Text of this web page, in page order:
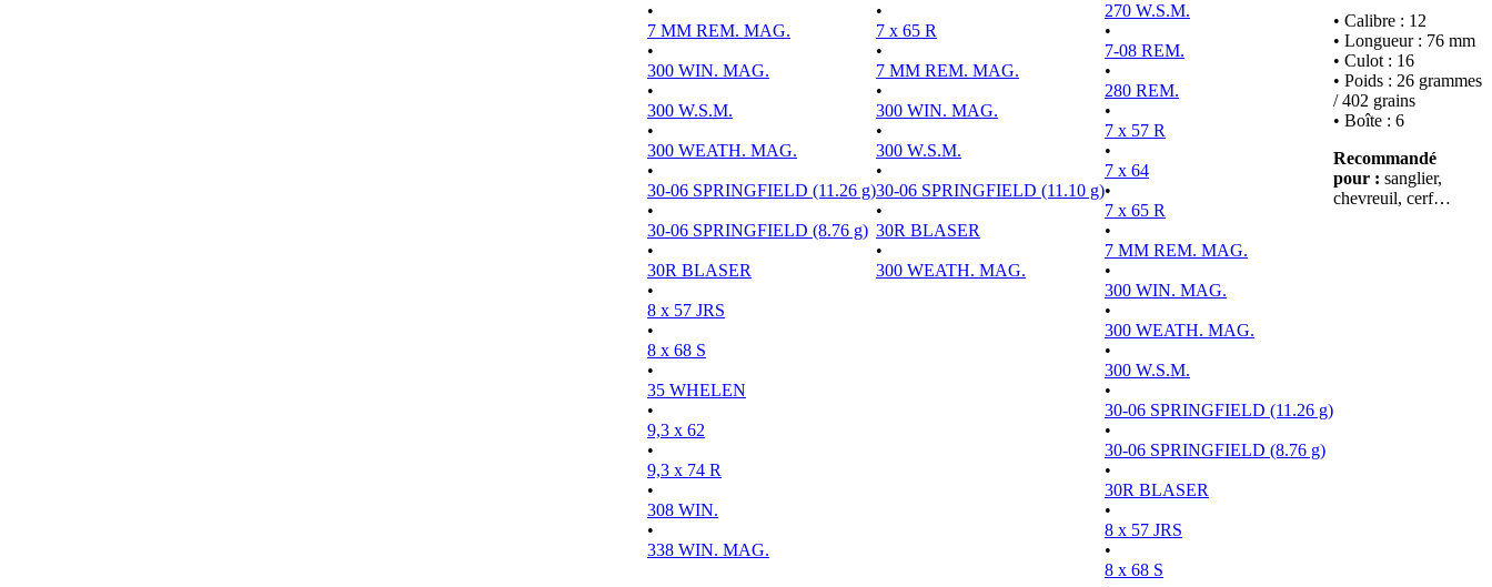
•
7 MM REM. MAG.
•
300 WIN. MAG.
•
300 W.S.M.
•
300 WEATH. MAG.
•
30-06 SPRINGFIELD (11.26 g)
•
30-06 SPRINGFIELD (8.76 g)
•
30R BLASER
•
8 x 57 JRS
•
8 x 68 S
•
35 WHELEN
•
9,3 x 62
•
9,3 x 74 R
•
308 WIN.
•
338 WIN. MAG.
•
7 x 65 R
•
7 MM REM. MAG.
•
300 WIN. MAG.
•
300 W.S.M.
•
30-06 SPRINGFIELD (11.10 g)
•
30R BLASER
•
300 WEATH. MAG.
270 W.S.M.
•
7-08 REM.
•
280 REM.
•
7 x 57 R
•
7 x 64
•
7 x 65 R
•
7 MM REM. MAG.
•
300 WIN. MAG.
•
300 WEATH. MAG.
•
300 W.S.M.
•
30-06 SPRINGFIELD (11.26 g)
•
30-06 SPRINGFIELD (8.76 g)
•
30R BLASER
•
8 x 57 JRS
•
8 x 68 S
• Calibre : 12
• Longueur : 76 mm
• Culot : 16
• Poids : 26 grammes
/ 402 grains
• Boîte : 6
Recommandé
pour : sanglier,
chevreuil, cerf…